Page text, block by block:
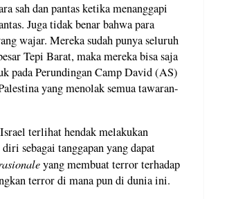
sah dan pantas ketika menanggapi
Juga tidak benar bahwa para
wajar. Mereka sudah punya seluruh
Tepi Barat, maka mereka bisa saja
pada Perundingan Camp David (AS)
yang menolak semua tawaran-
terlihat hendak melakukan
sebagai tanggapan yang dapat
yang membuat terror terhadap
terror di mana pun di dunia ini.